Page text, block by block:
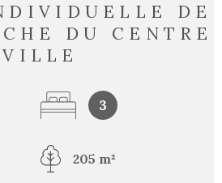
DE
DU CENTRE
VILLE
3
205 m²